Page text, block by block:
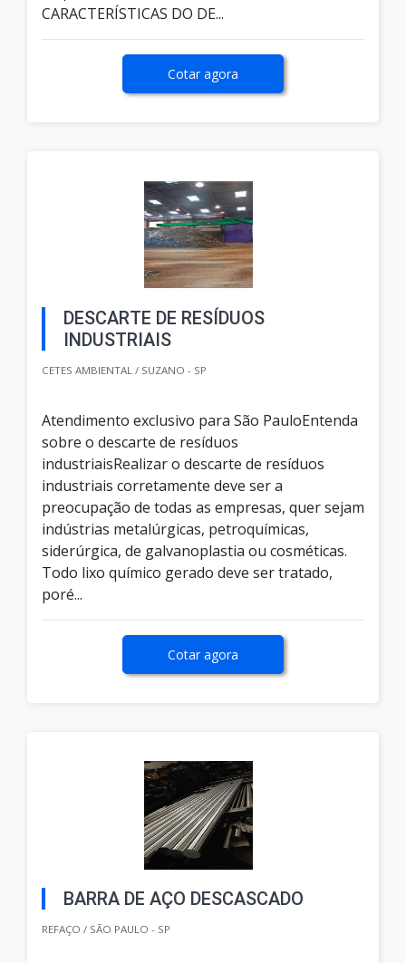
CARACTERÍSTICAS DO DE...
Cotar agora
DESCARTE DE RESÍDUOS
INDUSTRIAIS
CETES AMBIENTAL / SUZANO - SP
Atendimento exclusivo para São PauloEntenda
sobre o descarte de resíduos
industriaisRealizar o descarte de resíduos
industriais corretamente deve ser a
preocupação de todas as empresas, quer sejam
indústrias metalúrgicas, petroquímicas,
siderúrgica, de galvanoplastia ou cosméticas.
Todo lixo químico gerado deve ser tratado,
poré...
Cotar agora
BARRA DE AÇO DESCASCADO
REFAÇO / SÃO PAULO - SP